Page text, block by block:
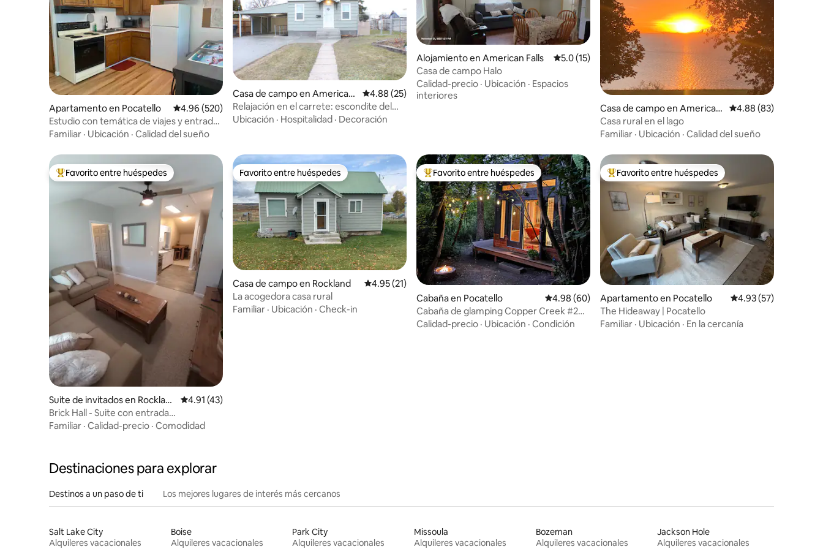
Apartamento en Pocatello Calificación promedio: 4.96 de 5, 520 reseñas
4.96 (520)
Estudio con temática de viajes y entrada
privada
Familiar · Ubicación · Calidad del sueño
Casa de campo en American
Falls
Calificación promedio: 4.88 de 5, 25 reseñas
4.88 (25)
Relajación en el carrete: escondite del
pescador en la orilla
Ubicación · Hospitalidad · Decoración
Alojamiento en American Falls Calificación promedio: 5.0 de 5, 15 reseñas
5.0 (15)
Casa de campo Halo
Calidad-precio · Ubicación · Espacios
interiores
Casa de campo en American
Falls
Calificación
4.88 (83)
Casa rural en el lago
Familiar · Ubicación · Calidad del sueño
Favorito entre huéspedes preferido
Favorito entre huéspedes
Suite de invitados en Rocklan
d
Calificación promedio: 4.91 de 5, 43 reseñas
4.91 (43)
Brick Hall - Suite con entrada
independiente 2
Familiar · Calidad-precio · Comodidad
Favorito entre huéspedes
Favorito entre huéspedes
Casa de campo en Rockland Calificación promedio: 4.95 de 5, 21 reseñas
4.95 (21)
La acogedora casa rural
Familiar · Ubicación · Check-in
Favorito entre huéspedes preferido
Favorito entre huéspedes
Cabaña en Pocatello Calificación promedio: 4.98 de 5, 60 reseñas
4.98 (60)
Cabaña de glamping Copper Creek #2
Addilee Springs
Calidad-precio · Ubicación · Condición
Favorito entre huéspedes preferido
Favorito entre huéspedes
Apartamento en Pocatello Calificación
4.93 (57)
The Hideaway | Pocatello
Familiar · Ubicación · En la cercanía
Destinaciones para explorar
Destinos a un paso de ti Los mejores lugares de interés más cercanos
Salt Lake City
Alquileres vacacionales
Boise
Alquileres vacacionales
Park City
Alquileres vacacionales
Missoula
Alquileres vacacionales
Bozeman
Alquileres vacacionales
Jackson Hole
Alquileres vacacionales